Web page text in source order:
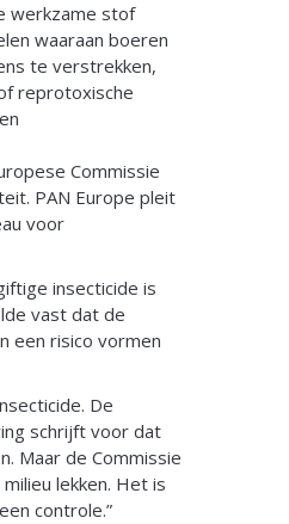
werkzame stof
waaraan boeren
te verstrekken,
reprotoxische
Commissie
PAN Europe pleit
voor
insecticide is
vast dat de
een risico vormen
De
schrijft voor dat
Maar de Commissie
lekken. Het is
controle.”